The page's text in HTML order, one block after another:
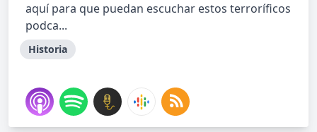
aquí para que puedan escuchar estos terroríficos
podca...
Historia